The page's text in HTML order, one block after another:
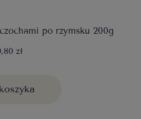
po rzymsku 200g
zł